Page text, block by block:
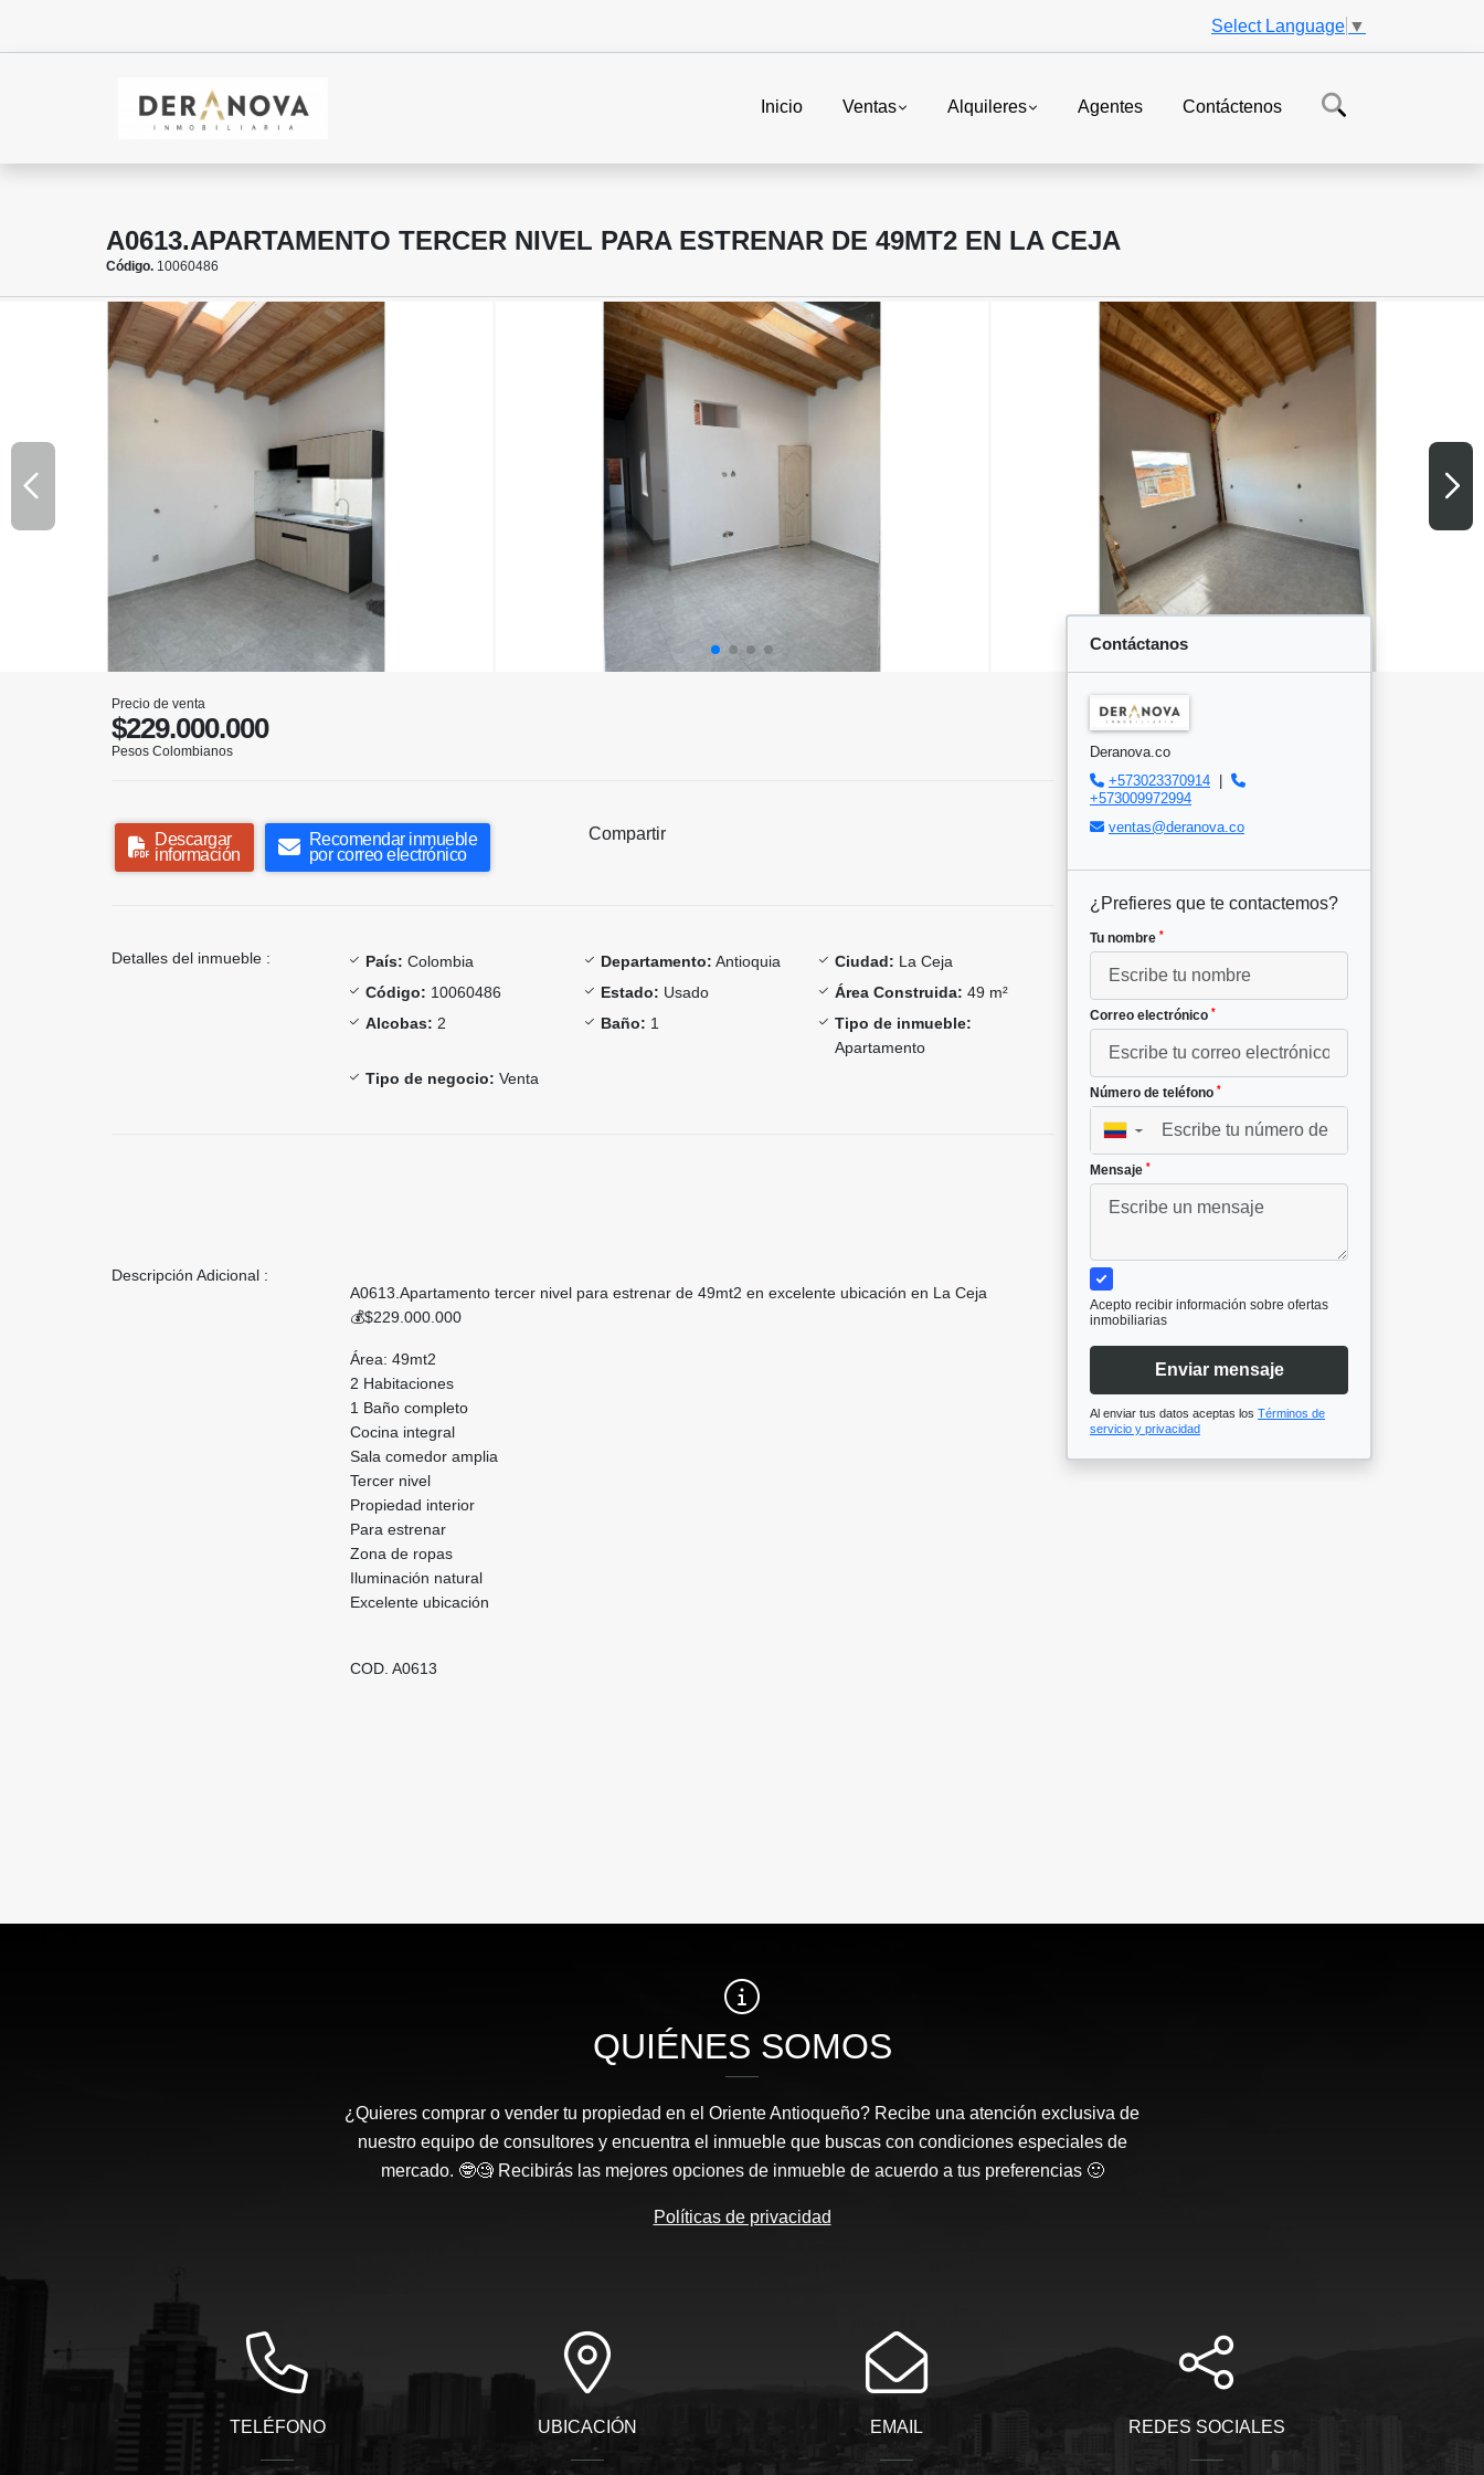
Select Language ▼
Inicio Ventas Alquileres Agentes Contáctenos
A0613.APARTAMENTO TERCER NIVEL PARA ESTRENAR DE 49MT2 EN LA CEJA
Código. 10060486
Precio de venta
$229.000.000
Pesos Colombianos
Descargar
información
Recomendar inmueble
por correo electrónico
Compartir
Detalles del inmueble : País: Colombia Departamento: Antioquia Ciudad: La Ceja
Código: 10060486 Estado: Usado Área Construida: 49 m²
Alcobas: 2 Baño: 1
Tipo de inmueble:
Apartamento
Tipo de negocio: Venta
Descripción Adicional :
A0613.Apartamento tercer nivel para estrenar de 49mt2 en excelente ubicación en La Ceja
💰$229.000.000
Área: 49mt2
2 Habitaciones
1 Baño completo
Cocina integral
Sala comedor amplia
Tercer nivel
Propiedad interior
Para estrenar
Zona de ropas
Iluminación natural
Excelente ubicación
COD. A0613
Contáctanos
Deranova.co
+573023370914
+573009972994
ventas@deranova.co
¿Prefieres que te contactemos?
Tu nombre *
Correo electrónico *
Número de teléfono *
▼
Mensaje *
Acepto recibir información sobre ofertas
inmobiliarias
Enviar mensaje
Al enviar tus datos aceptas los Términos de
servicio y privacidad
QUIÉNES SOMOS
¿Quieres comprar o vender tu propiedad en el Oriente Antioqueño? Recibe una atención exclusiva de
nuestro equipo de consultores y encuentra el inmueble que buscas con condiciones especiales de
mercado. 🤓🧐 Recibirás las mejores opciones de inmueble de acuerdo a tus preferencias 🙂
Políticas de privacidad
TELÉFONO UBICACIÓN EMAIL REDES SOCIALES